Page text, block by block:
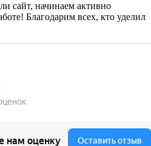
сайт, начинаем активно
Благодарим всех, кто уделил